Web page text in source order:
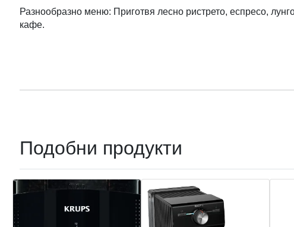
Разнообразно меню: Приготвя лесно ристрето, еспресо,
кафе.
Подобни продукти